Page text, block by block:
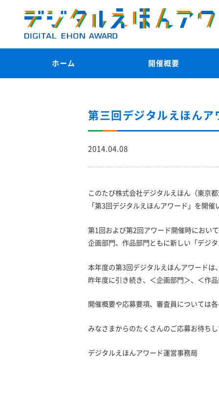
ホーム 開催概要
第三回デジタルえほんア
2014.04.08
このたび株式会社デジタルえほん（東京
「第3回デジタルえほんアワード」を開催
第1回および第2回アワード開催時におい
企画部門、作品部門ともに新しい「デジ
本年度の第3回デジタルえほんアワードは
昨年度に引き続き、＜企画部門＞、＜作
開催概要や応募要項、審査員については
みなさまからのたくさんのご応募お待ち
デジタルえほんアワード運営事務局